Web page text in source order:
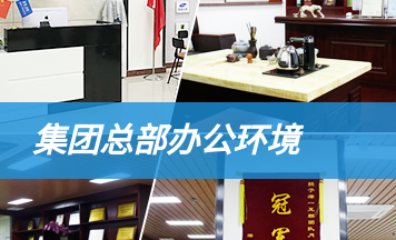
集团总部办公环境